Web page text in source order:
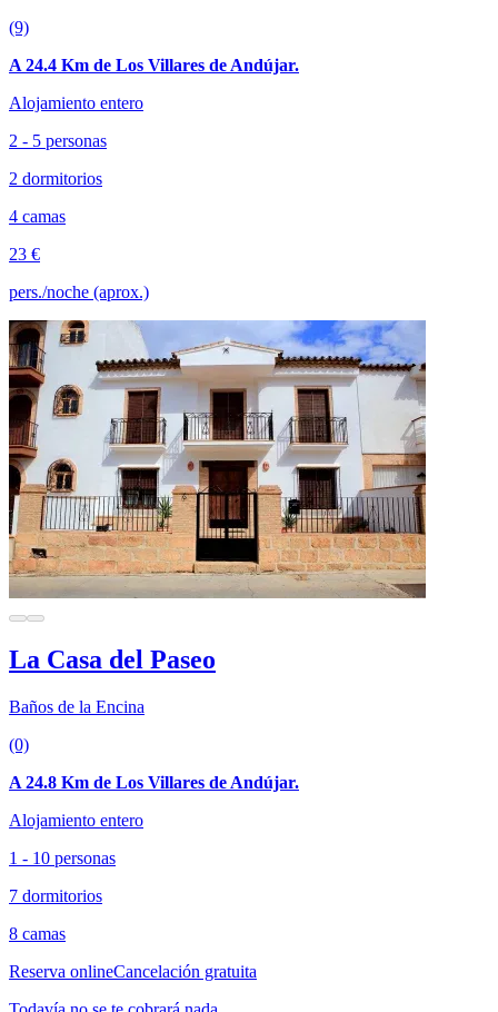
(9)
A 24.4 Km de Los Villares de Andújar.
Alojamiento entero
2 - 5 personas
2 dormitorios
4 camas
23 €
pers./noche (aprox.)
La Casa del Paseo
Baños de la Encina
(0)
A 24.8 Km de Los Villares de Andújar.
Alojamiento entero
1 - 10 personas
7 dormitorios
8 camas
Reserva onlineCancelación gratuita